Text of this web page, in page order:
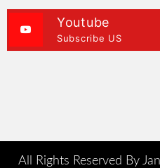
Youtube
Subscribe US
All Rights Reserved By